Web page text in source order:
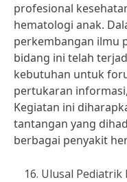
profesional
hematologi anak.
perkembangan ilmu
bidang ini telah
kebutuhan untuk
pertukaran
Kegiatan ini
tantangan yang
berbagai penyakit
Ulusal Pediatrik